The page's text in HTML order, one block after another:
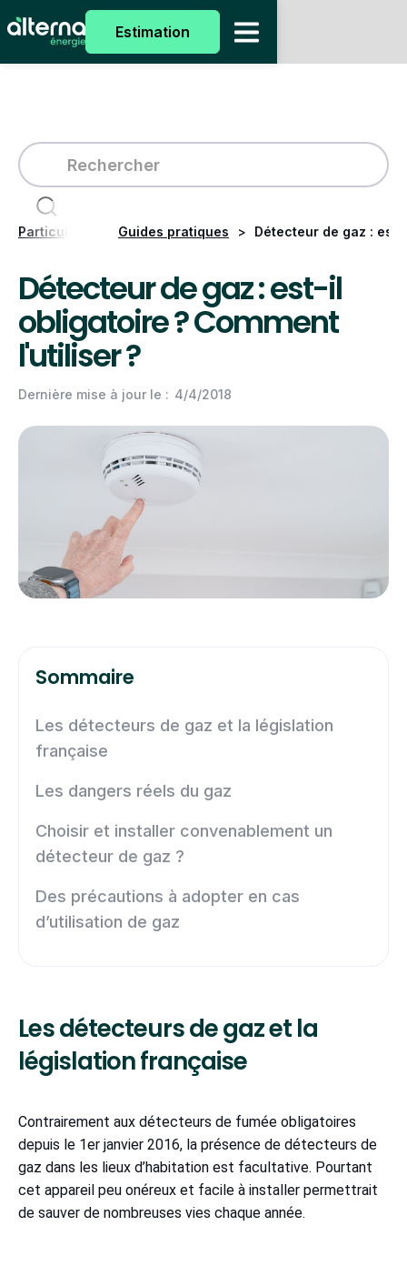
Estimation
Particuliers Guides pratiques > Détecteur de gaz :
Détecteur de gaz : est-il
obligatoire ? Comment
l'utiliser ?
Dernière mise à jour le : 4/4/2018
Sommaire
Les détecteurs de gaz et la législation
française
Les dangers réels du gaz
Choisir et installer convenablement un
détecteur de gaz ?
Des précautions à adopter en cas
d’utilisation de gaz
Les détecteurs de gaz et la
législation française
Contrairement aux détecteurs de fumée obligatoires
depuis le 1er janvier 2016, la présence de détecteurs de
gaz dans les lieux d’habitation est facultative. Pourtant
cet appareil peu onéreux et facile à installer permettrait
de sauver de nombreuses vies chaque année.